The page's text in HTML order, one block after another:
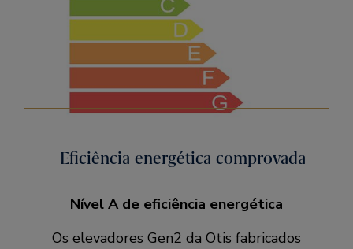
Eficiência energética comprovada
Nível A de eficiência energética
Os elevadores Gen2 da Otis fabricados